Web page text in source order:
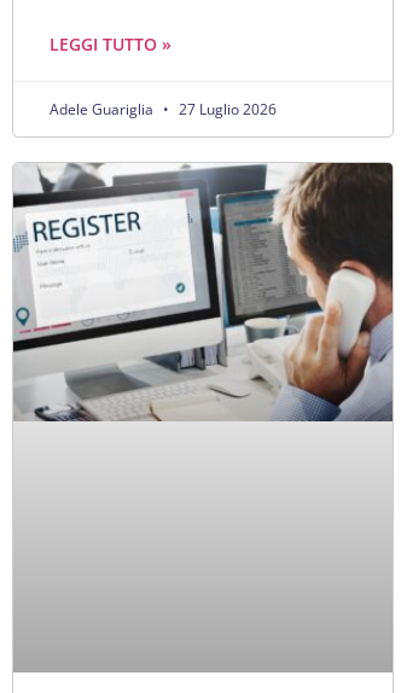
LEGGI TUTTO »
Adele Guariglia 27 Luglio 2026